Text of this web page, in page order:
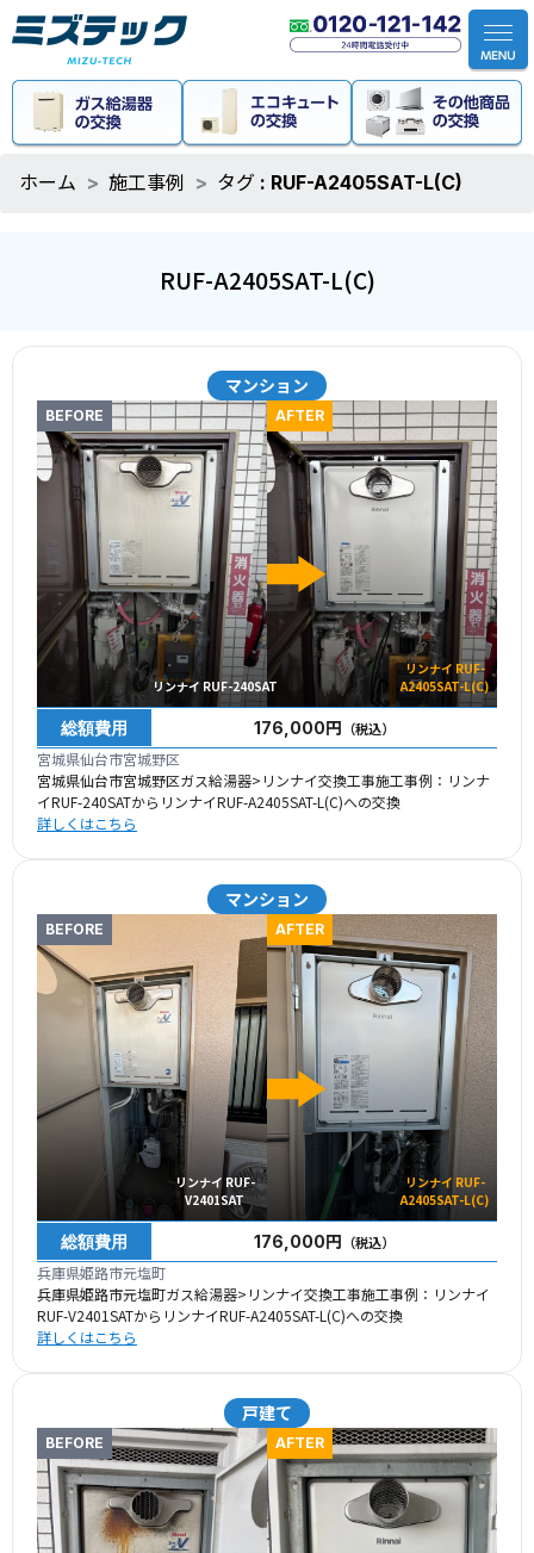
ホーム 施工事例 タグ : RUF-A2405SAT-L(C)
RUF-A2405SAT-L(C)
マンション
BEFORE
リンナイ RUF-240SAT
AFTER
リンナイ RUF-
A2405SAT-L(C)
総額費用 176,000円 （税込）
宮城県仙台市宮城野区
宮城県仙台市宮城野区ガス給湯器>リンナイ交換工事施工事例：リンナ
イRUF-240SATからリンナイRUF-A2405SAT-L(C)への交換
詳しくはこちら
マンション
BEFORE
リンナイ RUF-
V2401SAT
AFTER
リンナイ RUF-
A2405SAT-L(C)
総額費用 176,000円 （税込）
兵庫県姫路市元塩町
兵庫県姫路市元塩町ガス給湯器>リンナイ交換工事施工事例：リンナイ
RUF-V2401SATからリンナイRUF-A2405SAT-L(C)への交換
詳しくはこちら
戸建て
BEFORE AFTER